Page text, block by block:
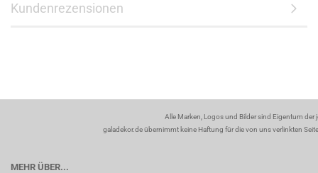
Kundenrezensionen
Alle Marken, Logos und Bilder sind Eigentum
galadekor.de übernimmt keine Haftung für die von uns verlinkten
MEHR ÜBER...